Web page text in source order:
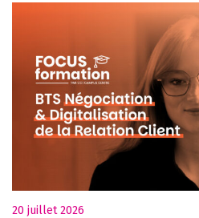
20 juillet 2026